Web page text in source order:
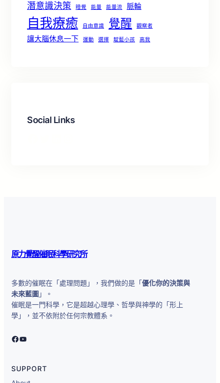
潛意識決策 睡覺 能量 能量流 脈輪
自我療癒 自由意識 覺醒 觀察者
讓大腦休息一下 運動 選擇 靛藍小孩 高我
Social Links
原力覺醒催眠科學研究所
多數的催眠在「處理問題」，我們做的是「優化你的決策與
未來藍圖」。
催眠是一門科學，它是超越心理學、哲學與神學的「形上
學」，並不依附於任何宗教體系。
原力覺醒催眠科學研究所YouTube
SUPPORT